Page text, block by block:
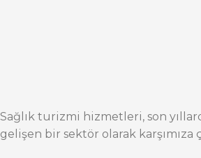
Sağlık turizmi hizmetleri, son
gelişen bir sektör olarak karşımıza